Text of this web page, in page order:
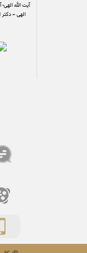
آیت الله
الهی – دکتر